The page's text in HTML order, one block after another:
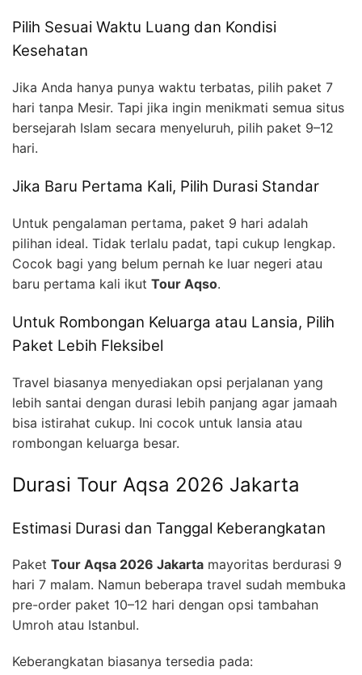
Pilih Sesuai Waktu Luang dan Kondisi
Kesehatan
Jika Anda hanya punya waktu terbatas, pilih paket 7
hari tanpa Mesir. Tapi jika ingin menikmati semua situs
bersejarah Islam secara menyeluruh, pilih paket 9–12
hari.
Jika Baru Pertama Kali, Pilih Durasi Standar
Untuk pengalaman pertama, paket 9 hari adalah
pilihan ideal. Tidak terlalu padat, tapi cukup lengkap.
Cocok bagi yang belum pernah ke luar negeri atau
baru pertama kali ikut Tour Aqso.
Untuk Rombongan Keluarga atau Lansia, Pilih
Paket Lebih Fleksibel
Travel biasanya menyediakan opsi perjalanan yang
lebih santai dengan durasi lebih panjang agar jamaah
bisa istirahat cukup. Ini cocok untuk lansia atau
rombongan keluarga besar.
Durasi Tour Aqsa 2026 Jakarta
Estimasi Durasi dan Tanggal Keberangkatan
Paket Tour Aqsa 2026 Jakarta mayoritas berdurasi 9
hari 7 malam. Namun beberapa travel sudah membuka
pre-order paket 10–12 hari dengan opsi tambahan
Umroh atau Istanbul.
Keberangkatan biasanya tersedia pada: